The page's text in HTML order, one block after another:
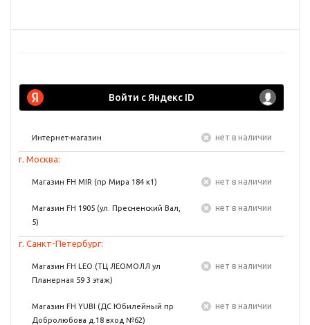
Войти с Яндекс ID
Интернет-магазин Нет в наличии
г. Москва:
Магазин FH MIR (пр Мира 184 к1) Нет в наличии
Магазин FH 1905 (ул. Пресненский Вал,
5)
Нет в наличии
г. Санкт-Петербург:
Магазин FH LEO (ТЦ ЛЕОМОЛЛ ул
Планерная 59 3 этаж)
Нет в наличии
Магазин FH YUBI (ДС Юбилейный пр
Добролюбова д.18 вход №62)
Нет в наличии